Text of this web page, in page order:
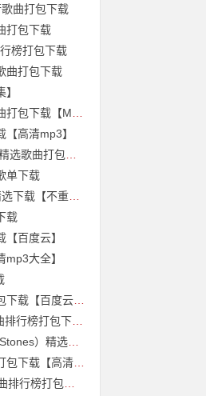
曲打包下载
打包下载
榜打包下载
曲打包下载
MP3无损8倍音质】
高清mp3】
歌曲打包下载
单下载
重复高清MP3】
载
百度云】
大全】
【百度云MP3】
载【百度云MP3】
包下载【百度云MP3】
载【高清mp3】
行榜打包下载